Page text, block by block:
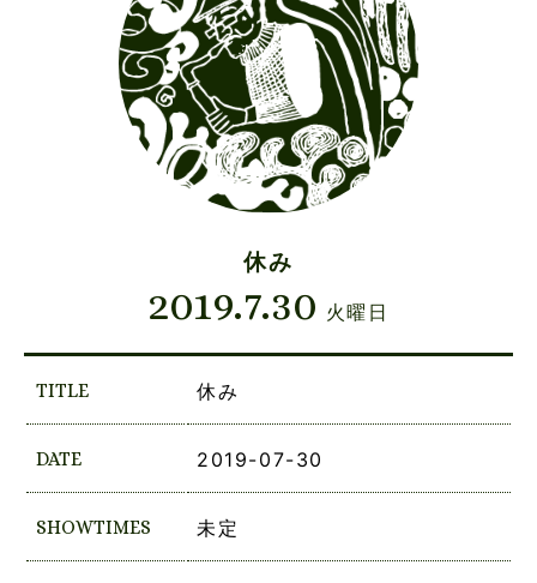
休み
2019.7.30 火曜日
TITLE 休み
DATE 2019-07-30
SHOWTIMES 未定